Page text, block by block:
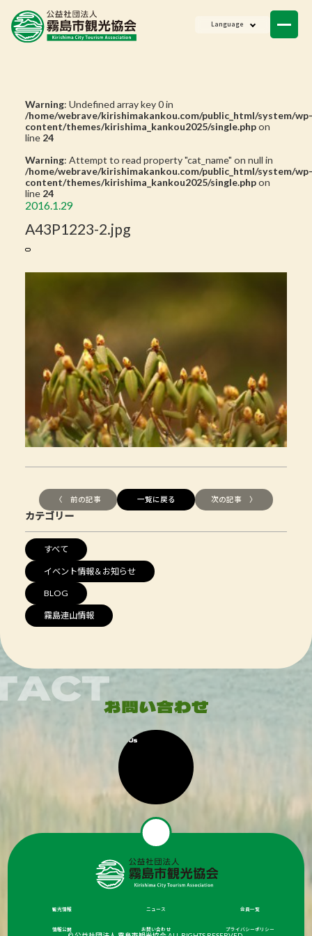
Language
Warning: Undefined array key 0 in
/home/webrave/kirishimakankou.com/public_html/system/wp-
content/themes/kirishima_kankou2025/single.phpon
line 24
Warning: Attempt to read property "cat_name" on null in
/home/webrave/kirishimakankou.com/public_html/system/wp-
content/themes/kirishima_kankou2025/single.phpon
line 24
2016.1.29
A43P1223-2.jpg
〈 前の記事 一覧に戻る 次の記事 〉
カテゴリー
すべて
イベント情報＆お知らせ
BLOG
霧島連山情報
観光情報 ニュース 会員一覧
情報公開 お問い合わせ プライバシーポリシー